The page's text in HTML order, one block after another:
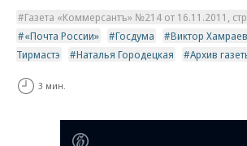
Газета «Коммерсантъ» №214 от 16.11.2011,
«Почта России»
Госдума Виктор Хамраев
Тирмастэ
Наталья Городецкая Архив
3 мин.